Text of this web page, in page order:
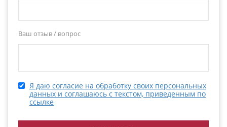
Ваш отзыв / вопрос
Я даю согласие на обработку своих персональных
данных и соглашаюсь с текстом, приведенным по
ссылке